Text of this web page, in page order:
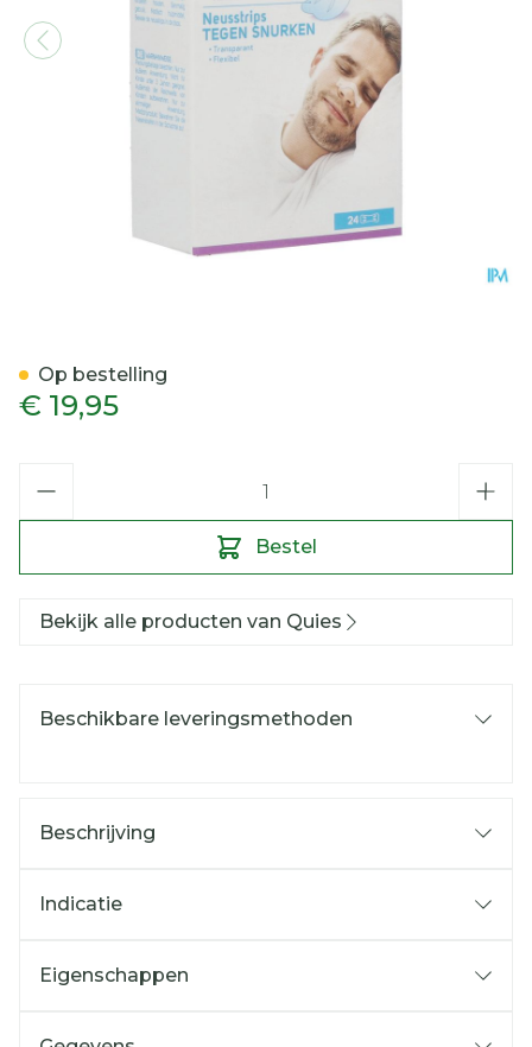
€ 19,95
Bestel
Op bestelling
Bekijk alle producten van Quies
Beschikbare leveringsmethoden
Beschrijving
Indicatie
Eigenschappen